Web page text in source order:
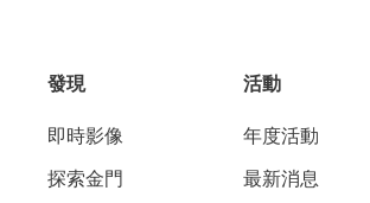
在這裡您可以感受閩式
發現
即時影像
探索金門
活動
年度活動
最新消息